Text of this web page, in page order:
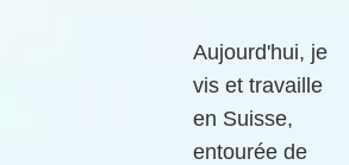
Aujourd'hui, je
vis et travaille
en Suisse,
entourée de